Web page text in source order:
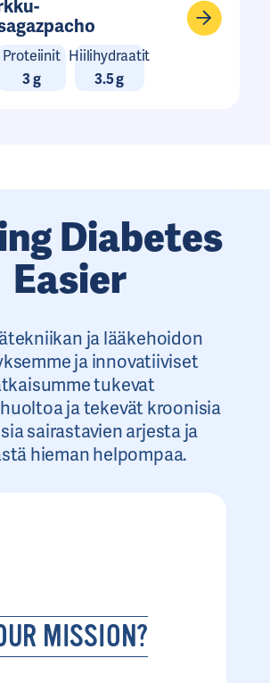
Proteiinit
3 g
Hiilihydraatit
3.5 g
Diabetes
Easier
ja lääkehoidon
ja innovatiiviset
tukevat
ja tekevät kroonisia
sairastavien arjesta ja
hieman helpompaa.
MISSION?